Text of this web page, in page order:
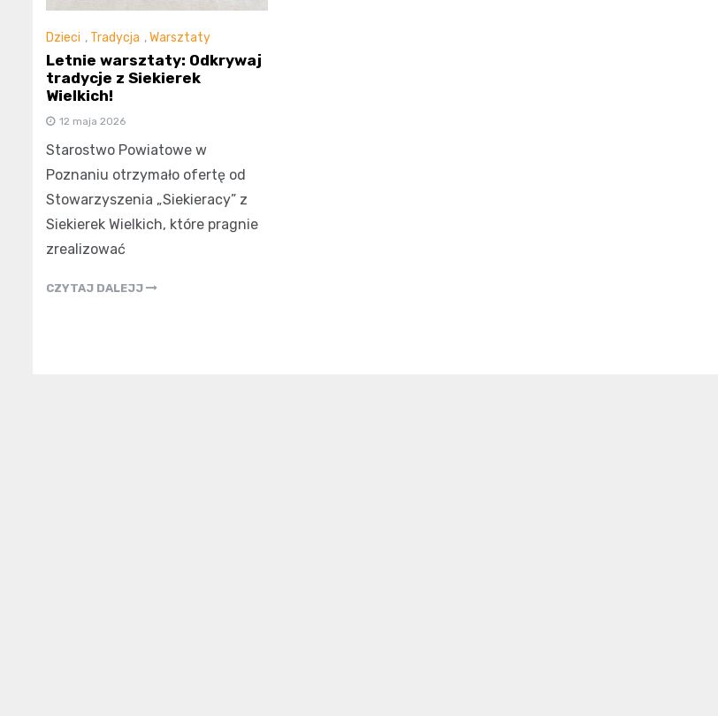
Dzieci , Tradycja ,Warsztaty
Letnie warsztaty: Odkrywaj
tradycje z Siekierek
Wielkich!
12 maja 2026
Starostwo Powiatowe w
Poznaniu otrzymało ofertę od
Stowarzyszenia „Siekieracy” z
Siekierek Wielkich, które pragnie
zrealizować
CZYTAJ DALEJJ